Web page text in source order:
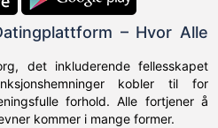
– Hvor Alle
det inkluderende fellesskapet
kobler til for
forhold. Alle fortjener å
kommer i mange former.